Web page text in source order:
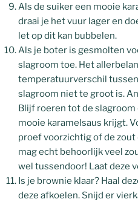
Als de suiker een mooie
draai je het vuur lager en
let op dit kan bubbelen.
Als je boter is gesmolten
slagroom toe. Het
temperatuurverschil
slagroom niet te groot is.
Blijf roeren tot de slagroom
mooie karamelsaus krijgt.
proef voorzichtig of de zout
mag echt behoorlijk veel
wel tussendoor! Laat deze
Is je brownie klaar? Haal
deze afkoelen. Snijd er